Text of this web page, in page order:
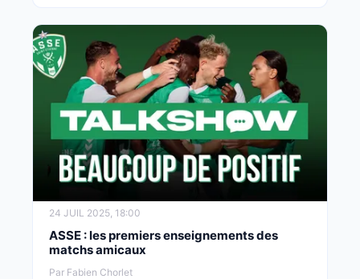
24 JUIL 2025, 18:00
ASSE : les premiers enseignements des
matchs amicaux
Par Fabien Chorlet